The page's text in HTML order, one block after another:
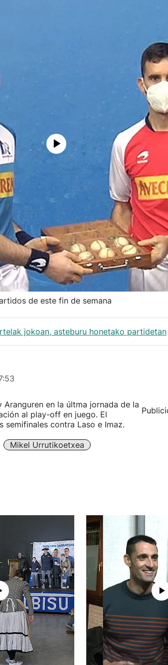
de este fin de semana
jokoan, asteburu honetako partidetan
en la últma jornada de la
al play-off en juego. El
semifinales contra Laso e Imaz.
Mikel Urrutikoetxea